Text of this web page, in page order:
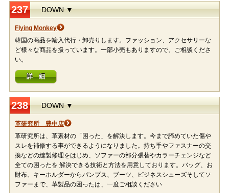
237 DOWN ▼
Flying Monkey
韓国の商品を輸入代行・卸売りします。ファッション、アクセサリーな
ど様々な商品を扱っています。一部小売もありますので、ご相談くださ
い。
詳 細
238 DOWN ▼
革研究所 豊中店
革研究所は、革素材の「困った」を解決します。今まで諦めていた傷や
スレを補修する事ができるようになりました。持ち手やファスナーの交
換などの縫製修理をはじめ、ソファーの部分張替やカラーチェンジなど
全ての困ったを 解決できる技術と方法を用意しております。バッグ、お
財布、キーホルダーからパンプス、ブーツ、ビジネスシューズそしてソ
ファーまで、革製品の困ったは、一度ご相談ください